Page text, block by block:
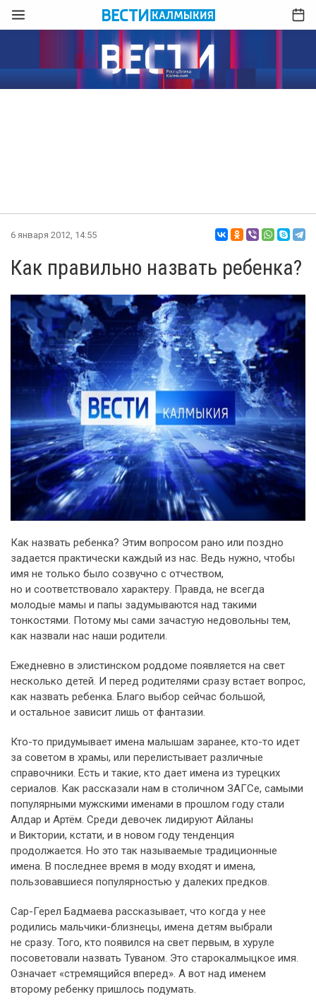
6 января 2012, 14:55
Как правильно назвать ребенка?
Как назвать ребенка? Этим вопросом рано или поздно
задается практически каждый из нас. Ведь нужно, чтобы
имя не только было созвучно с отчеством,
но и соответствовало характеру. Правда, не всегда
молодые мамы и папы задумываются над такими
тонкостями. Потому мы сами зачастую недовольны тем,
как назвали нас наши родители.
Ежедневно в элистинском роддоме появляется на свет
несколько детей. И перед родителями сразу встает вопрос,
как назвать ребенка. Благо выбор сейчас большой,
и остальное зависит лишь от фантазии.
Кто-то придумывает имена малышам заранее, кто-то идет
за советом в храмы, или перелистывает различные
справочники. Есть и такие, кто дает имена из турецких
сериалов. Как рассказали нам в столичном ЗАГСе, самыми
популярными мужскими именами в прошлом году стали
Алдар и Артём. Среди девочек лидируют Айланы
и Виктории, кстати, и в новом году тенденция
продолжается. Но это так называемые традиционные
имена. В последнее время в моду входят и имена,
пользовавшиеся популярностью у далеких предков.
Сар-Герел Бадмаева рассказывает, что когда у нее
родились мальчики-близнецы, имена детям выбрали
не сразу. Того, кто появился на свет первым, в хуруле
посоветовали назвать Туваном. Это старокалмыцкое имя.
Означает «стремящийся вперед». А вот над именем
второму ребенку пришлось подумать.